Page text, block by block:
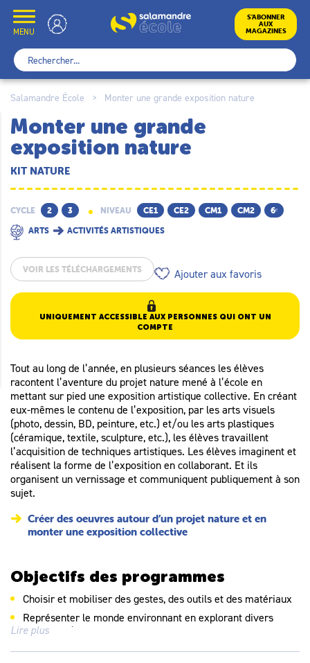
content
MENU
École S’ABONNER
AUX
MAGAZINES
Rechercher :
Salamandre École > Monter une grande exposition nature
Monter une grande
exposition nature
KIT NATURE
CYCLE 2 3 NIVEAU CE1 CE2 CM1 CM2
6ᵉ
ARTS
ACTIVITÉS ARTISTIQUES
VOIR LES TÉLÉCHARGEMENTS Ajouter aux favoris
UNIQUEMENT ACCESSIBLE AUX PERSONNES QUI ONT UN
COMPTE
Tout au long de l’année, en plusieurs séances les élèves
racontent l’aventure du projet nature mené à l’école en
mettant sur pied une exposition artistique collective. En créant
eux-mêmes le contenu de l’exposition, par les arts visuels
(photo, dessin, BD, peinture, etc.) et/ou les arts plastiques
(céramique, textile, sculpture, etc.), les élèves travaillent
l’acquisition de techniques artistiques. Les élèves imaginent et
réalisent la forme de l’exposition en collaborant. Et ils
organisent un vernissage et communiquent publiquement à son
sujet.
Créer des oeuvres autour d’un projet nature et en
monter une exposition collective
Objectifs des programmes
Choisir et mobiliser des gestes, des outils et des matériaux
Représenter le monde environnant en explorant divers
domaines (collage, modelage, sculpture, vidéo, photographie,
Lire plus